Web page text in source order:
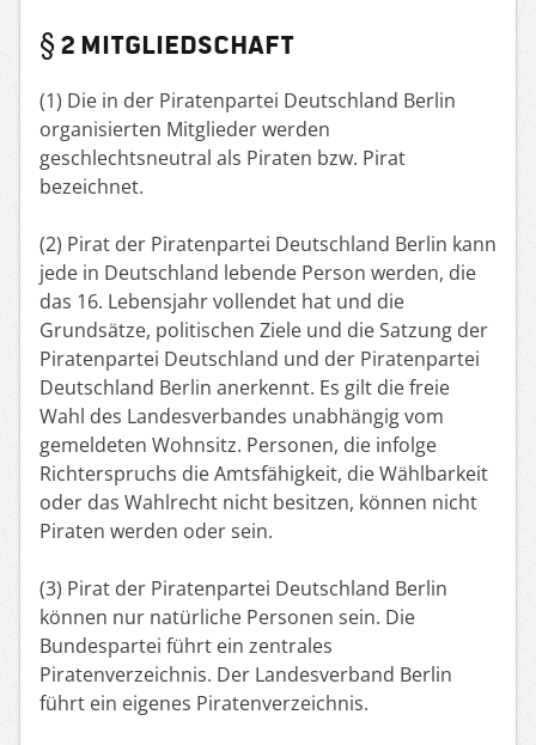
§ 2 MITGLIEDSCHAFT
(1) Die in der Piratenpartei Deutschland Berlin
organisierten Mitglieder werden
geschlechtsneutral als Piraten bzw. Pirat
bezeichnet.
(2) Pirat der Piratenpartei Deutschland Berlin kann
jede in Deutschland lebende Person werden, die
das 16. Lebensjahr vollendet hat und die
Grundsätze, politischen Ziele und die Satzung der
Piratenpartei Deutschland und der Piratenpartei
Deutschland Berlin anerkennt. Es gilt die freie
Wahl des Landesverbandes unabhängig vom
gemeldeten Wohnsitz. Personen, die infolge
Richterspruchs die Amtsfähigkeit, die Wählbarkeit
oder das Wahlrecht nicht besitzen, können nicht
Piraten werden oder sein.
(3) Pirat der Piratenpartei Deutschland Berlin
können nur natürliche Personen sein. Die
Bundespartei führt ein zentrales
Piratenverzeichnis. Der Landesverband Berlin
führt ein eigenes Piratenverzeichnis.